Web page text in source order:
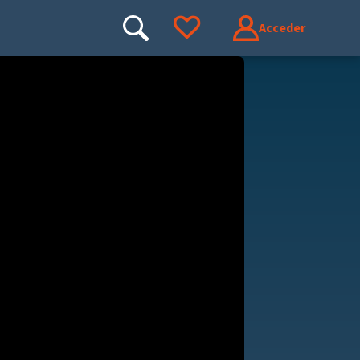
Buscar Ir a tus favoritosAcceder